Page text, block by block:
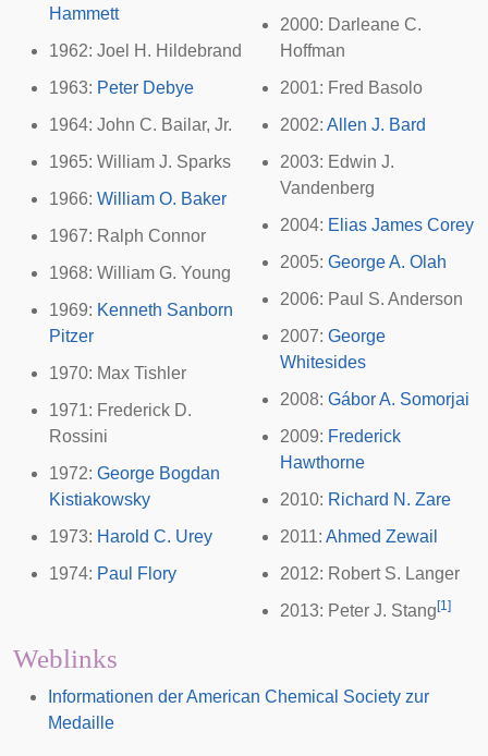
Hammett
1962: Joel H. Hildebrand
1963: Peter Debye
1964: John C. Bailar, Jr.
1965: William J. Sparks
1966: William O. Baker
1967: Ralph Connor
1968: William G. Young
1969: Kenneth Sanborn
Pitzer
1970: Max Tishler
1971: Frederick D.
Rossini
1972: George Bogdan
Kistiakowsky
1973: Harold C. Urey
1974: Paul Flory
2000: Darleane C.
Hoffman
2001: Fred Basolo
2002: Allen J. Bard
2003: Edwin J.
Vandenberg
2004: Elias James Corey
2005: George A. Olah
2006: Paul S. Anderson
2007: George
Whitesides
2008: Gábor A. Somorjai
2009: Frederick
Hawthorne
2010: Richard N. Zare
2011: Ahmed Zewail
2012: Robert S. Langer
2013: Peter J. Stang [1]
Weblinks
Informationen der American Chemical Society zur
Medaille